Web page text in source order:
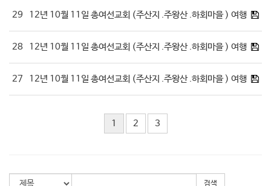
29 12년 10월 11일 총여선교회 (주산지 .주왕산 .하회마을 ) 여행
28 12년 10월 11일 총여선교회 (주산지 .주왕산 .하회마을 ) 여행
27 12년 10월 11일 총여선교회 (주산지 .주왕산 .하회마을 ) 여행
1 2 3
검색